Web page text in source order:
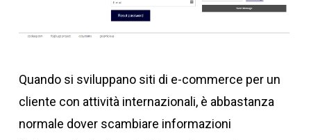
Quando si sviluppano siti di e-commerce per un
cliente con attività internazionali, è abbastanza
normale dover scambiare informazioni